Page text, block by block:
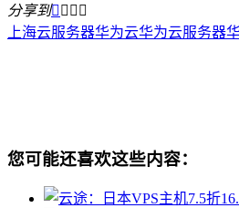
分享到   
上海云服务器华为云华为云服务器
您可能还喜欢这些内容：